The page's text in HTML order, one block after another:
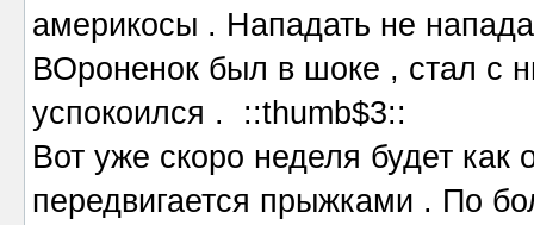
америкосы . Нападать не
ВОроненок был в шоке , стал с
успокоился . ::thumb$3::
Вот уже скоро неделя будет как
передвигается прыжками . По